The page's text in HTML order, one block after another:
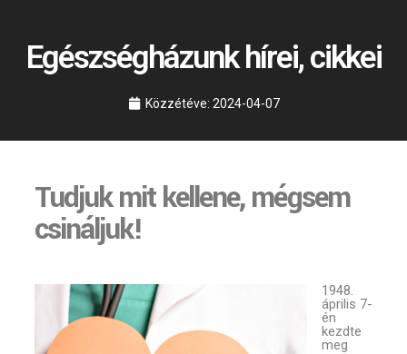
Egészségházunk hírei, cikkei
Közzétéve: 2024-04-07
Tudjuk mit kellene, mégsem
csináljuk!
1948.
április 7-
én
kezdte
meg